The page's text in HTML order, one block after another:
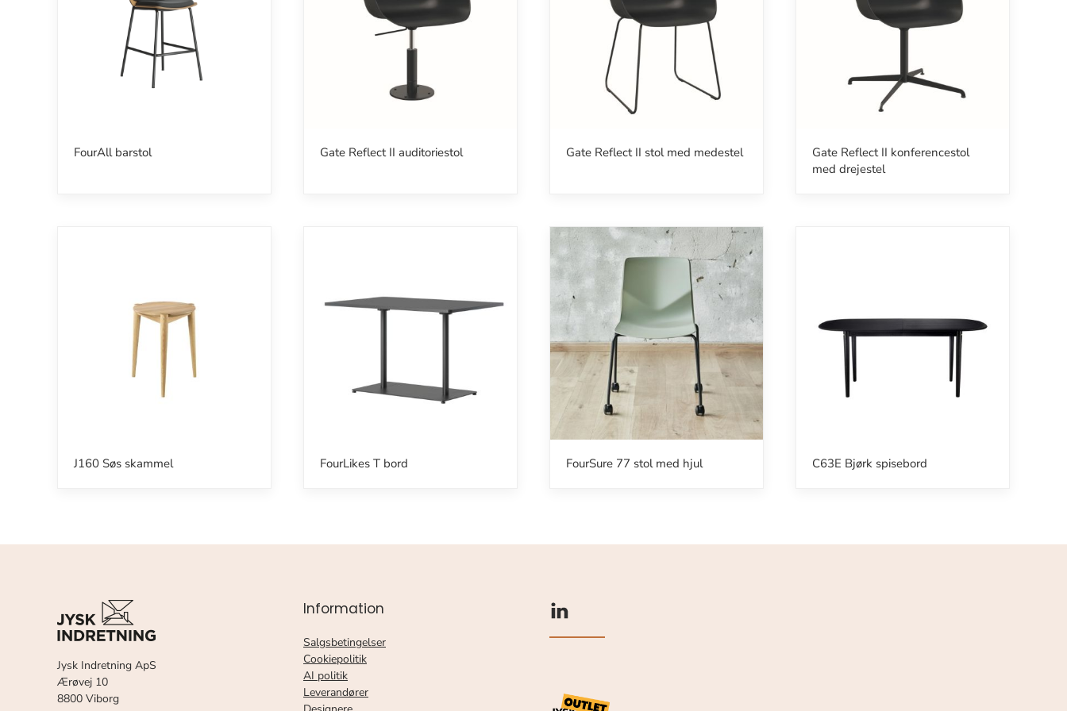
FourAll barstol Gate Reflect II auditoriestol Gate Reflect II stol med medestel
Gate Reflect II konferencestol
med drejestel
J160 Søs skammel FourLikes T bord FourSure 77 stol med hjul C63E Bjørk spisebord
Jysk Indretning ApS
Ærøvej 10
8800 Viborg
Information
Salgsbetingelser
Cookiepolitik
AI politik
Leverandører